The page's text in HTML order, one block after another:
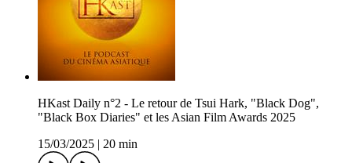
HKast Daily n°2 - Le retour de Tsui Hark, "Black Dog",
"Black Box Diaries" et les Asian Film Awards 2025
15/03/2025
20 min